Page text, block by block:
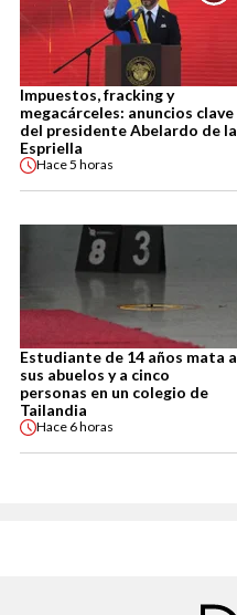
Impuestos, fracking y
megacárceles: anuncios clave
del presidente Abelardo de la
Espriella
Hace5 horas
Estudiante de 14 años mata a
sus abuelos y a cinco
personas en un colegio de
Tailandia
Hace 6 horas